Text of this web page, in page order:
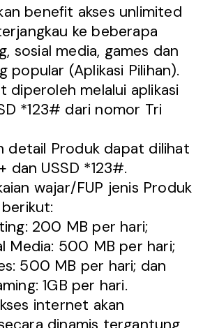
benefit akses unlimited
ke beberapa
sosial media, games dan
popular (Aplikasi Pilihan).
diperoleh melalui aplikasi
*123# dari nomor Tri
detail Produk dapat dilihat
dan USSD *123#.
wajar/FUP jenis Produk
200 MB per hari;
Media: 500 MB per hari;
500 MB per hari; dan
1GB per hari.
internet akan